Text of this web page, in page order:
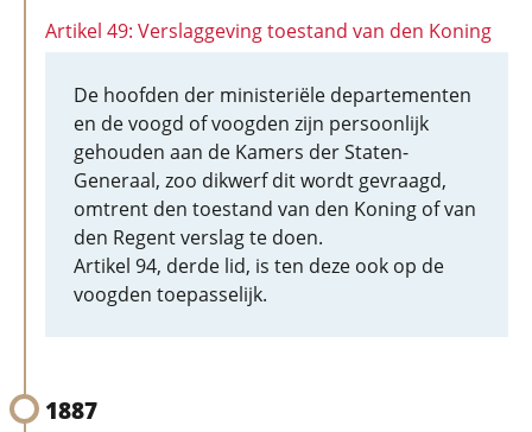
Artikel 49: Verslaggeving toestand van den Koning
De hoofden der ministeriële departementen
en de voogd of voogden zijn persoonlijk
gehouden aan de Kamers der Staten-
Generaal, zoo dikwerf dit wordt gevraagd,
omtrent den toestand van den Koning of van
den Regent verslag te doen.
Artikel 94, derde lid, is ten deze ook op de
voogden toepasselijk.
1887